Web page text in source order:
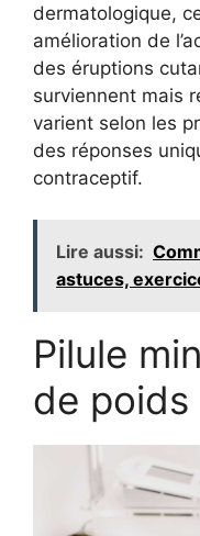
dermatologique,
amélioration de
des éruptions
surviennent mais
varient selon les
des réponses
contraceptif.
Lire aussi:
astuces,
Pilule
de poids